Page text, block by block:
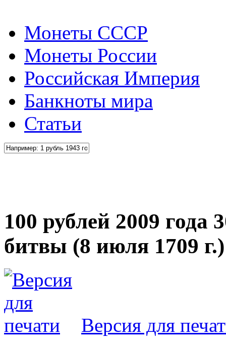
Монеты СССР
Монеты России
Российская Империя
Банкноты мира
Статьи
100 рублей 2009 года
битвы (8 июля 1709 г.)
Версия для